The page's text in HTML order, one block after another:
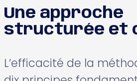
Une approche
structurée et
L’efficacité de la